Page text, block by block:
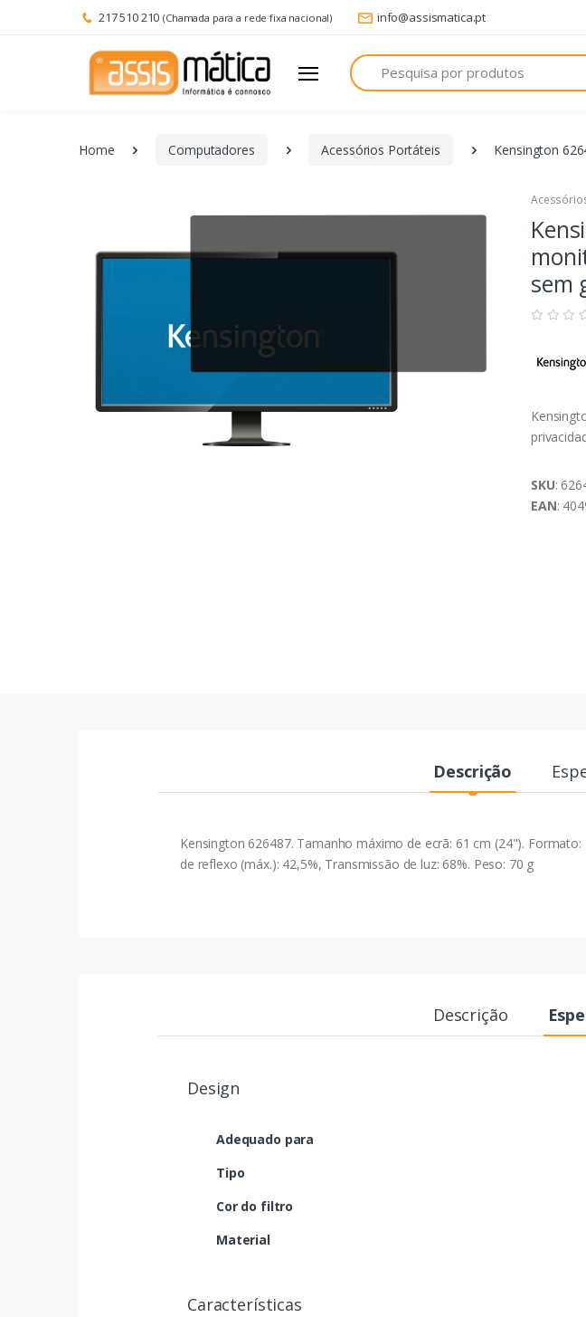
217 510 210 (Chamada para a rede fixa nacional) info@assismatica.pt
Pesquisa
Home Computadores Acessórios Portáteis Kensington
sem
SKU:
EAN:
Descrição
Kensington 626487. Tamanho máximo de ecrã: 61 cm (24").
de reflexo (máx.): 42,5%, Transmissão de luz: 68%. Peso: 70 g
Descrição
Design
Adequado para
Tipo
Cor do filtro
Material
Características